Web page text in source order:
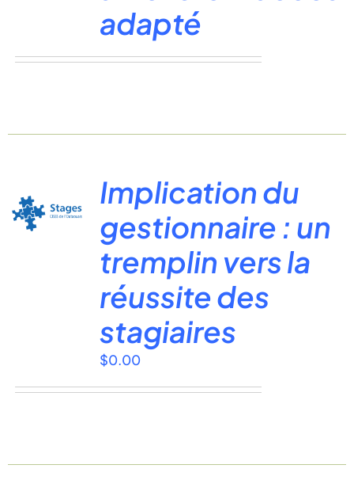
adapté
Implication du
gestionnaire : un
tremplin vers la
réussite des
stagiaires
$0.00